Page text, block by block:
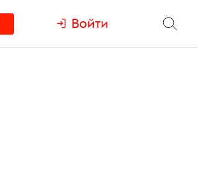
Войти